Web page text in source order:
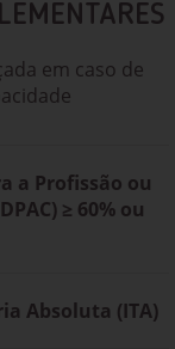
em caso de
a Profissão ou
≥ 60% ou
Absoluta (ITA)